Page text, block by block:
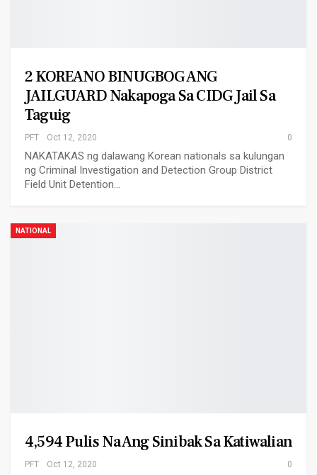
2 KOREANO BINUGBOG ANG
JAILGUARD Nakapoga Sa CIDG Jail Sa
Taguig
PFT Oct 12, 2020 0
NAKATAKAS ng dalawang Korean nationals sa kulungan
ng Criminal Investigation and Detection Group District
Field Unit Detention…
NATIONAL
4,594 Pulis Na Ang Sinibak Sa Katiwalian
PFT Oct 12, 2020 0